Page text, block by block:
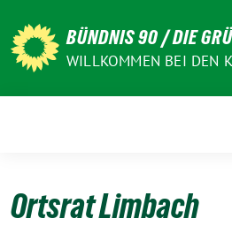
zum
Inhalt
BÜNDNIS 90 / DIE
WILLKOMMEN BEI DEN
Ortsrat Limbach